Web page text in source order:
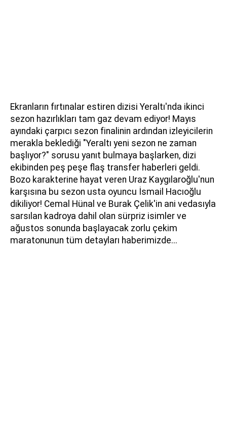
Ekranların fırtınalar estiren dizisi Yeraltı'nda ikinci
sezon hazırlıkları tam gaz devam ediyor! Mayıs
ayındaki çarpıcı sezon finalinin ardından izleyicilerin
merakla beklediği "Yeraltı yeni sezon ne zaman
başlıyor?" sorusu yanıt bulmaya başlarken, dizi
ekibinden peş peşe flaş transfer haberleri geldi.
Bozo karakterine hayat veren Uraz Kaygılaroğlu'nun
karşısına bu sezon usta oyuncu İsmail Hacıoğlu
dikiliyor! Cemal Hünal ve Burak Çelik'in ani vedasıyla
sarsılan kadroya dahil olan sürpriz isimler ve
ağustos sonunda başlayacak zorlu çekim
maratonunun tüm detayları haberimizde...